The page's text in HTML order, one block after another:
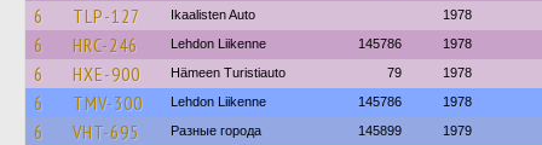
6 TLP-127 Ikaalisten Auto 1978
6 HRC-246 Lehdon Liikenne 145786 1978
6 HXE-900 Hämeen Turistiauto 79 1978
6 TMV-300 Lehdon Liikenne 145786 1978
6 VHT-695 Разные города 145899 1979